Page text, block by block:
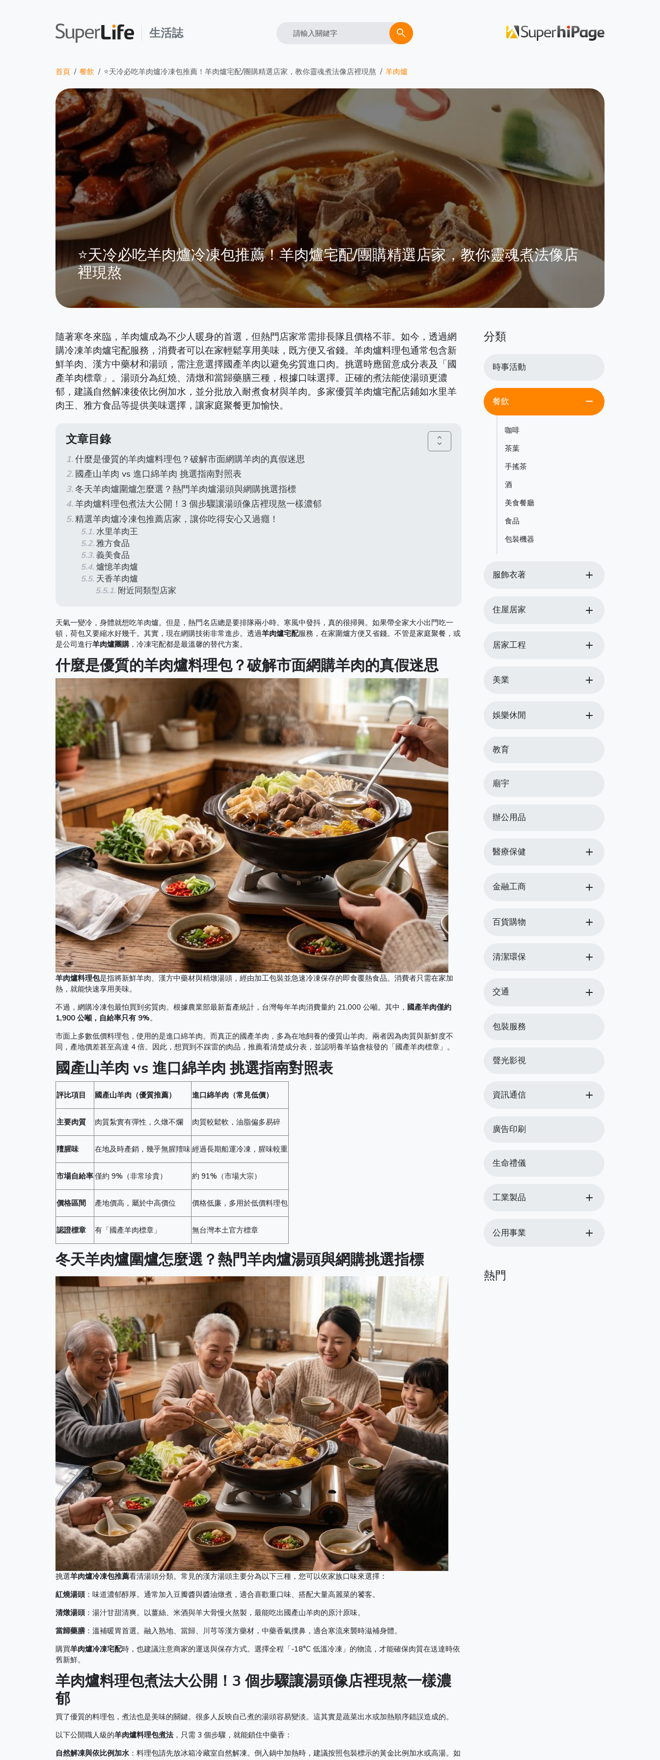
生活誌 Search search
首頁 餐飲 ⭐天冷必吃羊肉爐冷凍包推薦！羊肉爐宅配/團購精選店家，教你靈魂煮法像店裡現熬 羊肉爐
⭐天冷必吃羊肉爐冷凍包推薦！羊肉爐宅配/團購精選店家，教你靈魂煮法像店
裡現熬
隨著寒冬來臨，羊肉爐成為不少人暖身的首選，但熱門店家常需排長隊且價格不菲。如今，透過網
購冷凍羊肉爐宅配服務，消費者可以在家輕鬆享用美味，既方便又省錢。羊肉爐料理包通常包含新
鮮羊肉、漢方中藥材和湯頭，需注意選擇國產羊肉以避免劣質進口肉。挑選時應留意成分表及「國
產羊肉標章」。湯頭分為紅燒、清燉和當歸藥膳三種，根據口味選擇。正確的煮法能使湯頭更濃
郁，建議自然解凍後依比例加水，並分批放入耐煮食材與羊肉。多家優質羊肉爐宅配店鋪如水里羊
肉王、雅方食品等提供美味選擇，讓家庭聚餐更加愉快。
文章目錄 unfold_more
什麼是優質的羊肉爐料理包？破解市面網購羊肉的真假迷思
國產山羊肉 vs 進口綿羊肉 挑選指南對照表
冬天羊肉爐圍爐怎麼選？熱門羊肉爐湯頭與網購挑選指標
羊肉爐料理包煮法大公開！3 個步驟讓湯頭像店裡現熬一樣濃郁
精選羊肉爐冷凍包推薦店家，讓你吃得安心又過癮！
水里羊肉王
雅方食品
義美食品
爐憶羊肉爐
天香羊肉爐
附近同類型店家
天氣一變冷，身體就想吃羊肉爐。但是，熱門名店總是要排隊兩小時。寒風中發抖，真的很掃興。如果帶全家大小出門吃一
頓，荷包又要縮水好幾千。其實，現在網購技術非常進步。透過羊肉爐宅配服務，在家圍爐方便又省錢。不管是家庭聚餐，或
是公司進行羊肉爐團購 ，冷凍宅配都是最溫馨的替代方案。
什麼是優質的羊肉爐料理包？破解市面網購羊肉的真假迷思
羊肉爐料理包是指將新鮮羊肉、漢方中藥材與精燉湯頭，經由加工包裝並急速冷凍保存的即食覆熱食品。消費者只需在家加
熱，就能快速享用美味。
不過，網購冷凍包最怕買到劣質肉。根據農業部最新畜產統計，台灣每年羊肉消費量約 21,000 公噸。其中， 國產羊肉僅約
1,900 公噸，自給率只有 9%。
市面上多數低價料理包，使用的是進口綿羊肉。而真正的國產羊肉，多為在地飼養的優質山羊肉。兩者因為肉質與新鮮度不
同，產地價差甚至高達 4 倍。因此，想買到不踩雷的肉品，推薦看清楚成分表，並認明養羊協會核發的「國產羊肉標章」。
國產山羊肉 vs 進口綿羊肉 挑選指南對照表
評比項目 國產山羊肉（優質推薦） 進口綿羊肉（常見低價）
主要肉質 肉質紮實有彈性，久燉不爛 肉質較鬆軟，油脂偏多易碎
羶腥味 在地及時產銷，幾乎無腥羶味經過長期船運冷凍，腥味較重
市場自給率僅約 9%（非常珍貴） 約 91%（市場大宗）
價格區間 產地價高，屬於中高價位 價格低廉，多用於低價料理包
認證標章 有「國產羊肉標章」 無台灣本土官方標章
冬天羊肉爐圍爐怎麼選？熱門羊肉爐湯頭與網購挑選指標
挑選羊肉爐冷凍包推薦看清湯頭分類。常見的漢方湯頭主要分為以下三種，您可以依家族口味來選擇：
紅燒湯頭 ：味道濃郁醇厚。通常加入豆瓣醬與醬油燉煮，適合喜歡重口味、搭配大量高麗菜的饕客。
清燉湯頭 ：湯汁甘甜清爽。以薑絲、米酒與羊大骨慢火熬製，最能吃出國產山羊肉的原汁原味。
當歸藥膳：溫補暖胃首選。融入熟地、當歸、川芎等漢方藥材，中藥香氣撲鼻，適合寒流來襲時滋補身體。
購買羊肉爐冷凍宅配時，也建議注意商家的運送與保存方式。選擇全程「-18°C 低溫冷凍」的物流，才能確保肉質在送達時依
舊新鮮。
羊肉爐料理包煮法大公開！3 個步驟讓湯頭像店裡現熬一樣濃
郁
買了優質的料理包，煮法也是美味的關鍵。很多人反映自己煮的湯頭容易變淡。這其實是蔬菜出水或加熱順序錯誤造成的。
以下公開職人級的羊肉爐料理包煮法，只需 3 個步驟，就能鎖住中藥香：
自然解凍與依比例加水：料理包請先放冰箱冷藏室自然解凍。倒入鍋中加熱時，建議按照包裝標示的黃金比例加水或高湯。如
分類
時事活動
餐飲 remove
咖啡
茶葉
手搖茶
酒
美食餐廳
食品
包裝機器
服飾衣著 add
住屋居家 add
居家工程 add
美業 add
娛樂休閒 add
教育
廟宇
辦公用品
醫療保健 add
金融工商 add
百貨購物 add
清潔環保 add
交通 add
包裝服務
聲光影視
資訊通信 add
廣告印刷
生命禮儀
工業製品 add
公用事業 add
熱門